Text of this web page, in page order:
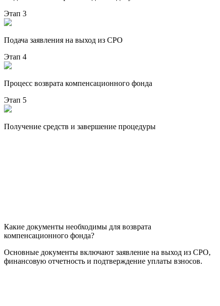
Этап 3
Подача заявления на выход из СРО
Этап 4
Процесс возврата компенсационного фонда
Этап 5
Получение средств и завершение процедуры
Какие документы необходимы для возврата
компенсационного фонда?
Основные документы включают заявление на выход из СРО,
финансовую отчетность и подтверждение уплаты взносов.